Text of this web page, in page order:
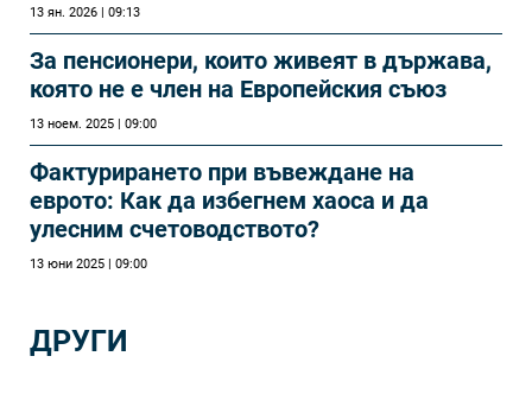
13 ян. 2026 | 09:13
За пенсионери, които живеят в държава,
която не е член на Европейския съюз
13 ноем. 2025 | 09:00
Фактурирането при въвеждане на
еврото: Как да избегнем хаоса и да
улесним счетоводството?
13 юни 2025 | 09:00
ДРУГИ